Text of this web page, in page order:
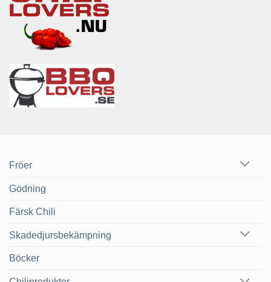
Fröer
Gödning
Färsk Chili
Skadedjursbekämpning
Böcker